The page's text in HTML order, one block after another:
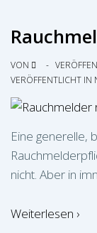
VON
VERÖFFENTLICHT IN
Eine generelle,
nicht. Aber in
Weiterlesen ›